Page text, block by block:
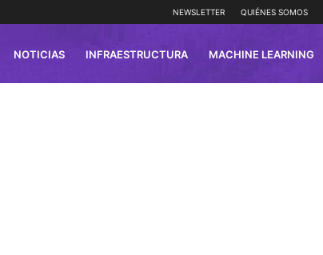
NEWSLETTER QUIÉNES SOMOS
NOTICIAS INFRAESTRUCTURA MACHINE LEARNING